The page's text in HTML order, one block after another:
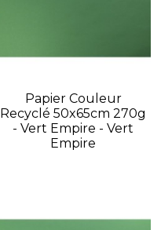
Papier Couleur
Recyclé 50x65cm 270g
- Vert Empire - Vert
Empire